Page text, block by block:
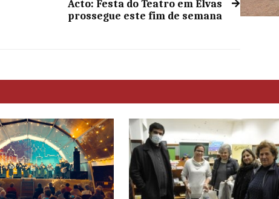
Acto: Festa do Teatro em Elvas
prossegue este fim de semana